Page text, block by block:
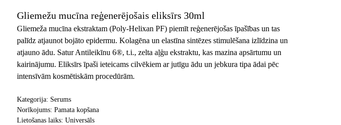
Gliemežu mucīna reģenerējošais eliksīrs 30ml
Gliemeža mucīna ekstraktam (Poly-Helixan PF) piemīt reģenerējošas īpašības un tas
palīdz atjaunot bojāto epidermu. Kolagēna un elastīna sintēzes stimulēšana izlīdzina un
atjauno ādu. Satur Antileikīnu 6®, t.i., zelta aļģu ekstraktu, kas mazina apsārtumu un
kairinājumu. Eliksīrs īpaši ieteicams cilvēkiem ar jutīgu ādu un jebkura tipa ādai pēc
intensīvām kosmētiskām procedūrām.
Kategorija: Serums
Norīkojums: Pamata kopšana
Lietošanas laiks: Universāls